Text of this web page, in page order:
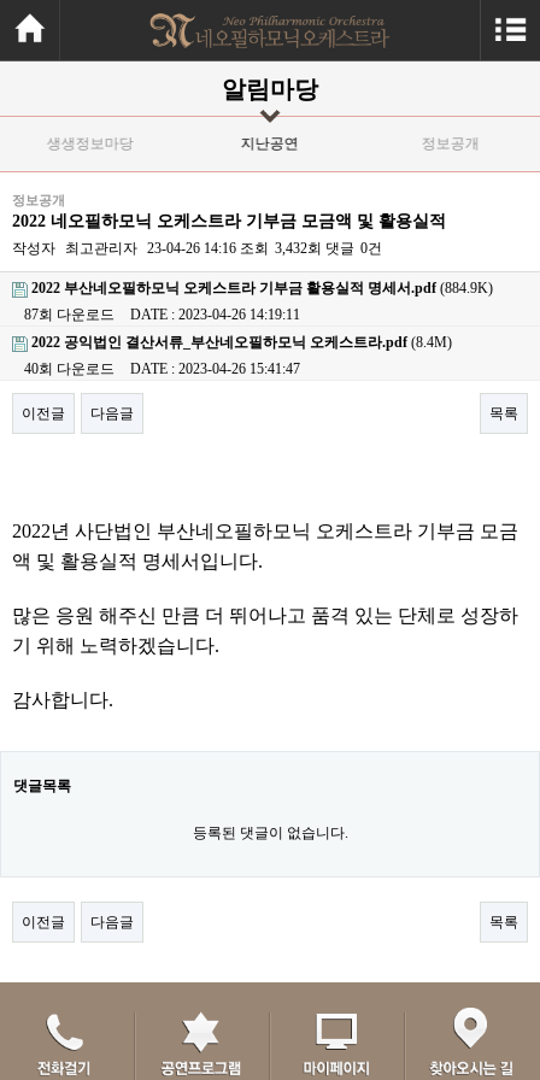
알림마당
생생정보마당 지난공연 정보공개
정보공개
2022 네오필하모닉 오케스트라 기부금 모금액 및 활용실적
작성자 최고관리자 23-04-26 14:16 조회 3,432회 댓글 0건
2022 부산네오필하모닉 오케스트라 기부금 활용실적 명세서.pdf(884.9K)
87회 다운로드
DATE : 2023-04-26 14:19:11
2022 공익법인 결산서류_부산네오필하모닉 오케스트라.pdf(8.4M)
40회 다운로드
DATE : 2023-04-26 15:41:47
이전글 다음글 목록
2022년 사단법인 부산네오필하모닉 오케스트라 기부금 모금
액 및 활용실적 명세서입니다.
많은 응원 해주신 만큼 더 뛰어나고 품격 있는 단체로 성장하
기 위해 노력하겠습니다.
감사합니다.​
댓글목록
등록된 댓글이 없습니다.
이전글 다음글 목록